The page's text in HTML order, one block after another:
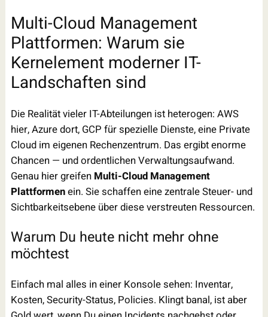
Multi-Cloud Management
Plattformen: Warum sie
Kernelement moderner IT-
Landschaften sind
Die Realität vieler IT-Abteilungen ist heterogen: AWS
hier, Azure dort, GCP für spezielle Dienste, eine Private
Cloud im eigenen Rechenzentrum. Das ergibt enorme
Chancen — und ordentlichen Verwaltungsaufwand.
Genau hier greifen Multi-Cloud Management
Plattformenein. Sie schaffen eine zentrale Steuer- und
Sichtbarkeitsebene über diese verstreuten Ressourcen.
Warum Du heute nicht mehr ohne
möchtest
Einfach mal alles in einer Konsole sehen: Inventar,
Kosten, Security-Status, Policies. Klingt banal, ist aber